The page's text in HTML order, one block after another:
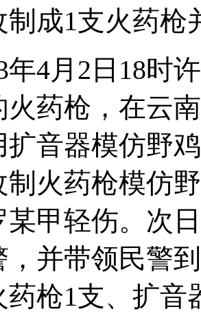
制成1支火药枪
月2日18时许
火药枪，在云
扩音器模仿野
制火药枪模仿
甲轻伤。次
，并带领民警
药枪1支、扩音